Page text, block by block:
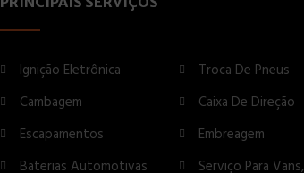
Ignição Eletrônica
Cambagem
Escapamentos
Troca De Pneus
Caixa De Direção
Embreagem